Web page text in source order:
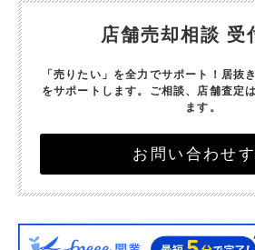
店舗売却相談 受
「売りたい」を全力でサポート！ 居抜
をサポートします。 ご相談、店舗査定
ます。
お問い合わせ